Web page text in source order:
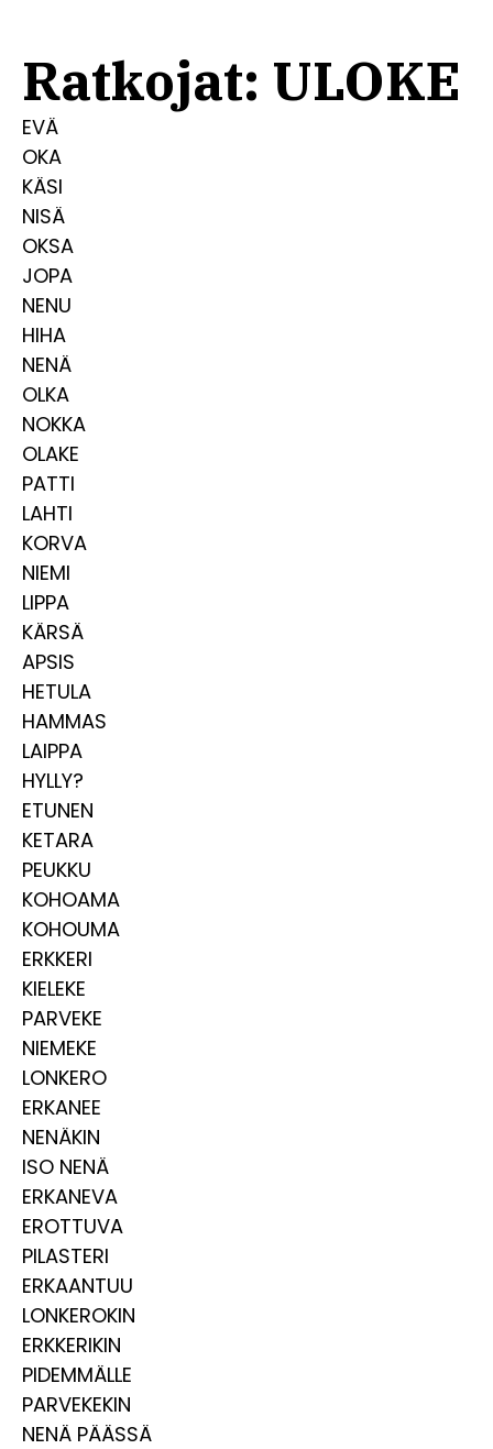
Ratkojat: ULOKE
EVÄ
OKA
KÄSI
NISÄ
OKSA
JOPA
NENU
HIHA
NENÄ
OLKA
NOKKA
OLAKE
PATTI
LAHTI
KORVA
NIEMI
LIPPA
KÄRSÄ
APSIS
HETULA
HAMMAS
LAIPPA
HYLLY?
ETUNEN
KETARA
PEUKKU
KOHOAMA
KOHOUMA
ERKKERI
KIELEKE
PARVEKE
NIEMEKE
LONKERO
ERKANEE
NENÄKIN
ISO NENÄ
ERKANEVA
EROTTUVA
PILASTERI
ERKAANTUU
LONKEROKIN
ERKKERIKIN
PIDEMMÄLLE
PARVEKEKIN
NENÄ PÄÄSSÄ